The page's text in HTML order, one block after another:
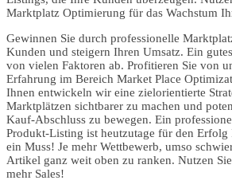
Marktplatz Optimierung für das Wachstum
Gewinnen Sie durch professionelle
Kunden und steigern Ihren Umsatz. Ein
von vielen Faktoren ab. Profitieren Sie von
Erfahrung im Bereich Market Place
Ihnen entwickeln wir eine zielorientierte
Marktplätzen sichtbarer zu machen und
Kauf-Abschluss zu bewegen. Ein
Produkt-Listing ist heutzutage für den Erfolg
ein Muss! Je mehr Wettbewerb, umso
Artikel ganz weit oben zu ranken. Nutzen
mehr Sales!